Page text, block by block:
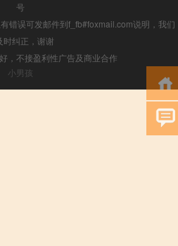
号
错误可发邮件到f_fb#foxmail.com说明，我们
时纠正，谢谢
，不接盈利性广告及商业合作
小男孩